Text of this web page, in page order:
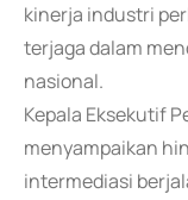
kinerja industri
terjaga dalam
nasional.
Kepala Eksekutif
menyampaikan
intermediasi